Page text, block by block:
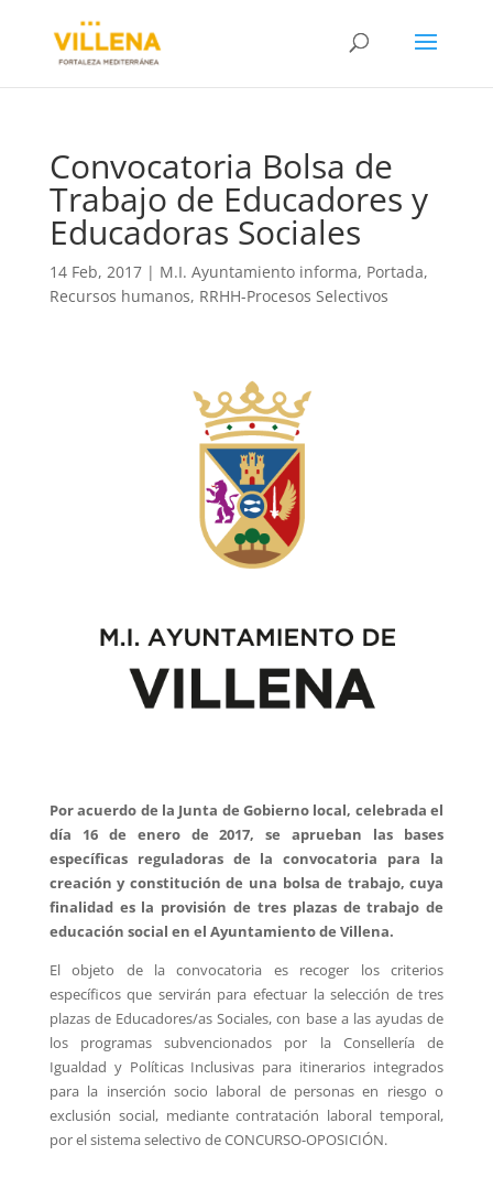
Convocatoria Bolsa de
Trabajo de Educadores y
Educadoras Sociales
14 Feb, 2017| M.I. Ayuntamiento informa, Portada,
Recursos humanos, RRHH-Procesos Selectivos
Por acuerdo de la Junta de Gobierno local, celebrada el
día 16 de enero de 2017, se aprueban las bases
específicas reguladoras de la convocatoria para la
creación y constitución de una bolsa de trabajo, cuya
finalidad es la provisión de tres plazas de trabajo de
educación social en el Ayuntamiento de Villena.
El objeto de la convocatoria es recoger los criterios
específicos que servirán para efectuar la selección de tres
plazas de Educadores/as Sociales, con base a las ayudas de
los programas subvencionados por la Consellería de
Igualdad y Políticas Inclusivas para itinerarios integrados
para la inserción socio laboral de personas en riesgo o
exclusión social, mediante contratación laboral temporal,
por el sistema selectivo de CONCURSO-OPOSICIÓN.